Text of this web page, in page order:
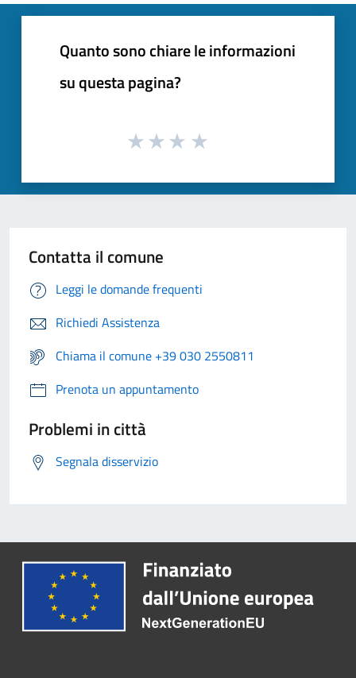
Quanto sono chiare le informazioni
su questa pagina?
Contatta il comune
Leggi le domande frequenti
Richiedi Assistenza
Chiama il comune +39 030 2550811
Prenota un appuntamento
Problemi in città
Segnala disservizio